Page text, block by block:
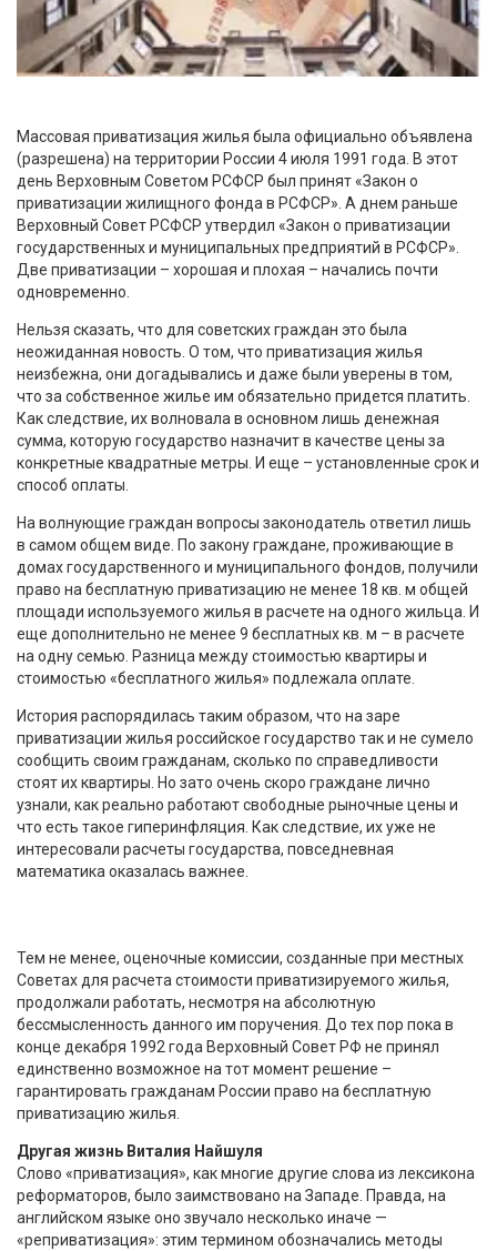
Массовая приватизация жилья была официально объявлена
(разрешена) на территории России 4 июля 1991 года. В этот
день Верховным Советом РСФСР был принят «Закон о
приватизации жилищного фонда в РСФСР». А днем раньше
Верховный Совет РСФСР утвердил «Закон о приватизации
государственных и муниципальных предприятий в РСФСР».
Две приватизации – хорошая и плохая – начались почти
одновременно.
Нельзя сказать, что для советских граждан это была
неожиданная новость. О том, что приватизация жилья
неизбежна, они догадывались и даже были уверены в том,
что за собственное жилье им обязательно придется платить.
Как следствие, их волновала в основном лишь денежная
сумма, которую государство назначит в качестве цены за
конкретные квадратные метры. И еще – установленные срок и
способ оплаты.
На волнующие граждан вопросы законодатель ответил лишь
в самом общем виде. По закону граждане, проживающие в
домах государственного и муниципального фондов, получили
право на бесплатную приватизацию не менее 18 кв. м общей
площади используемого жилья в расчете на одного жильца. И
еще дополнительно не менее 9 бесплатных кв. м – в расчете
на одну семью. Разница между стоимостью квартиры и
стоимостью «бесплатного жилья» подлежала оплате.
История распорядилась таким образом, что на заре
приватизации жилья российское государство так и не сумело
сообщить своим гражданам, сколько по справедливости
стоят их квартиры. Но зато очень скоро граждане лично
узнали, как реально работают свободные рыночные цены и
что есть такое гиперинфляция. Как следствие, их уже не
интересовали расчеты государства, повседневная
математика оказалась важнее.
Тем не менее, оценочные комиссии, созданные при местных
Советах для расчета стоимости приватизируемого жилья,
продолжали работать, несмотря на абсолютную
бессмысленность данного им поручения. До тех пор пока в
конце декабря 1992 года Верховный Совет РФ не принял
единственно возможное на тот момент решение –
гарантировать гражданам России право на бесплатную
приватизацию жилья.
Другая жизнь Виталия Найшуля
Слово «приватизация», как многие другие слова из лексикона
реформаторов, было заимствовано на Западе. Правда, на
английском языке оно звучало несколько иначе —
«реприватизация»: этим термином обозначались методы